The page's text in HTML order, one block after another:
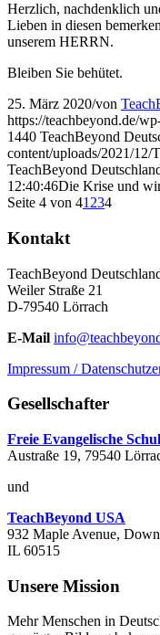
Herzlich, nachdenklich
Lieben in diesen
unserem HERRN.
Bleiben Sie behütet.
25. März 2020/von
https://teachbeyond.de/
1440 TeachBeyond
content/uploads/2021/
TeachBeyond
12:40:46Die Krise und
Seite 4 von 41 234
Kontakt
TeachBeyond
Weiler Straße 21
D-79540 Lörrach
E-Mail
Impressum /
Gesellschafter
Freie Evangelische
Austraße 19, 79540
und
TeachBeyond USA
932 Maple Avenue,
IL 60515
Unsere Mission
Mehr Menschen in